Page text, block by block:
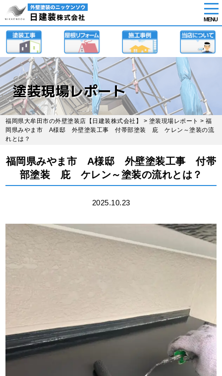
Skip
main
content
MENU
塗装現場レポート
福岡県大牟田市の外壁塗装店【日建装株式会社】 > 塗装現場レポート > 福
岡県みやま市 A様邸 外壁塗装工事 付帯部塗装 庇 ケレン～塗装の流
れとは？
福岡県みやま市 A様邸 外壁塗装工事 付帯
部塗装 庇 ケレン～塗装の流れとは？
2025.10.23